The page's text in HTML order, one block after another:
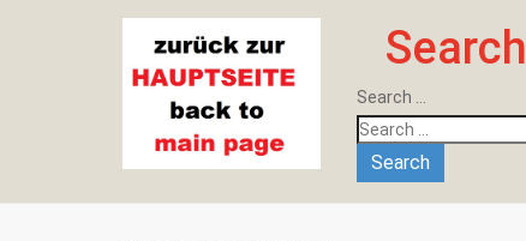
Search
Search ...
Search